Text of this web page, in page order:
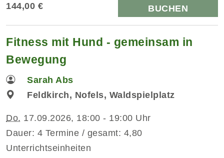
144,00 € BUCHEN
Fitness mit Hund - gemeinsam in
Bewegung
Sarah Abs
Feldkirch, Nofels, Waldspielplatz
Do. 17.09.2026, 18:00 - 19:00 Uhr
Dauer: 4 Termine / gesamt: 4,80
Unterrichtseinheiten